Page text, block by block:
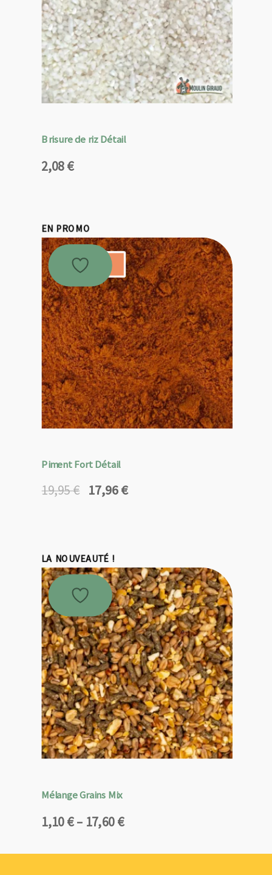
Brisure de riz Détail
2,08€
EN PROMO
Promo !
Piment Fort Détail
19,95€
Le
19,95 €.
17,96€
Le
17,96 €.
LA NOUVEAUTÉ !
Mélange Grains Mix
1,10€– 17,60€
Plage
prix :